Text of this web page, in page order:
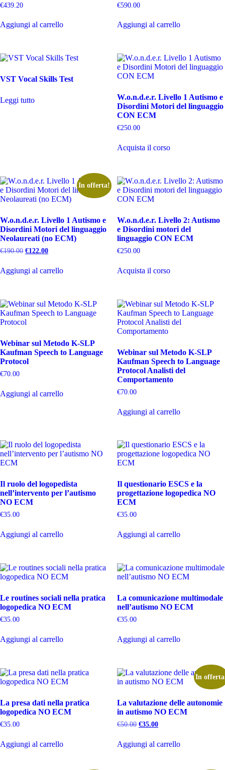
€439.20
Aggiungi al carrello
€590.00
Aggiungi al carrello
VST Vocal Skills Test
Leggi tutto
W.o.n.d.e.r. Livello 1 Autismo e
Disordini Motori del linguaggio
CON ECM
€250.00
Acquista il corso
In offerta!
W.o.n.d.e.r. Livello 1 Autismo e
Disordini Motori del linguaggio
Neolaureati (no ECM)
€190.00 Il
era:
€122.00Il
è:
Aggiungi al carrello
W.o.n.d.e.r. Livello 2: Autismo
e Disordini motori del
linguaggio CON ECM
€250.00
Acquista il corso
Webinar sul Metodo K-SLP
Kaufman Speech to Language
Protocol
€70.00
Aggiungi al carrello
Webinar sul Metodo K-SLP
Kaufman Speech to Language
Protocol Analisti del
Comportamento
€70.00
Aggiungi al carrello
Il ruolo del logopedista
nell’intervento per l’autismo
NO ECM
€35.00
Aggiungi al carrello
Il questionario ESCS e la
progettazione logopedica NO
ECM
€35.00
Aggiungi al carrello
Le routines sociali nella pratica
logopedica NO ECM
€35.00
Aggiungi al carrello
La comunicazione multimodale
nell’autismo NO ECM
€35.00
Aggiungi al carrello
La presa dati nella pratica
logopedica NO ECM
€35.00
Aggiungi al carrello
In
La valutazione delle autonomie
in autismo NO ECM
€50.00 Il
era:
€35.00Il
è:
Aggiungi al carrello